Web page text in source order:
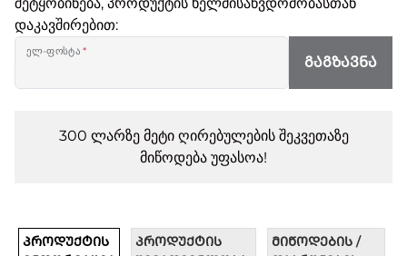
დაკავშირებით:
ელ-ფოსტა*
ᲒᲐᲒᲖᲐᲕᲜᲐ
300 ლარზე მეტი ღირებულების შეკვეთაზე
მიწოდება უფასოა!
ᲞᲠᲝᲓᲣᲥᲢᲘᲡ
ᲞᲠᲝᲓᲣᲥᲢᲘᲡ
ᲛᲘᲬᲝᲓᲔᲑᲘᲡ /